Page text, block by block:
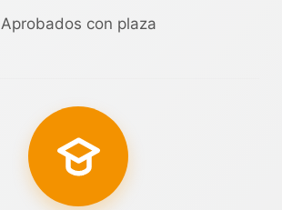
Aprobados con plaza